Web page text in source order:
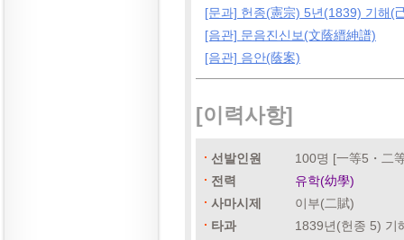
[문과] 헌종(憲宗) 5년(1839) 기해(
[음관] 문음진신보(文蔭縉紳譜)
[음관] 음안(蔭案)
[이력사항]
선발인원
100명 [一等5・二
전력
유학(幼學)
사마시제
이부(二賦)
타과
1839년(헌종 5) 기